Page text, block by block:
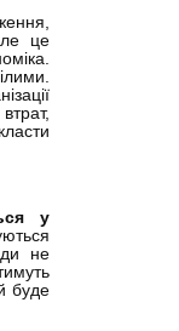
це
у
не
буде